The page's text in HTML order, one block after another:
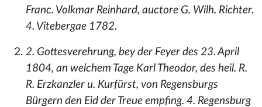
Franc. Volkmar Reinhard, auctore G. Wilh. Richter.
4. Vitebergae 1782.
2. Gottesverehrung, bey der Feyer des 23. April
1804, an welchem Tage Karl Theodor, des heil. R.
R. Erzkanzler u. Kurfürst, von Regensburgs
Bürgern den Eid der Treue empfing. 4. Regensburg